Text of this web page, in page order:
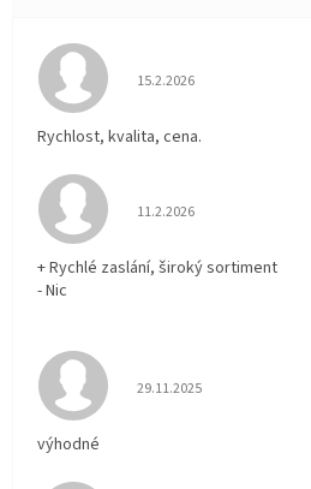
Hodnocení obchodu je 5
15.2.2026
Rychlost, kvalita, cena.
Hodnocení obchodu je 5
11.2.2026
+ Rychlé zaslání, široký sortiment
- Nic
Hodnocení obchodu je 5
29.11.2025
výhodné